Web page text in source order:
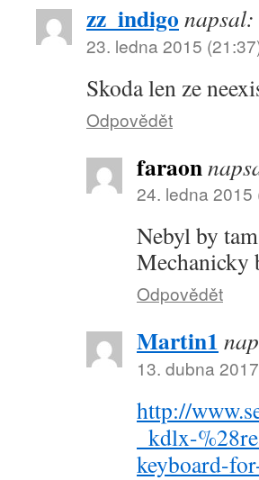
zz_indigo napsal:
23. ledna 2015
Skoda len ze
Odpovědět
faraon
24. ledna 2015
Nebyl by
Mechanicky
Odpovědět
Martin1
13. dubna
http://
_kdlx-
keyboard-